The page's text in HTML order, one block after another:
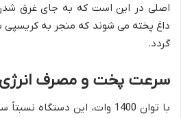
اصلی در این است که به جای غرق
داغ پخته می شوند که منجر به
گردد.
سرعت پخت و مصرف انرژی
با توان 1400 وات، این